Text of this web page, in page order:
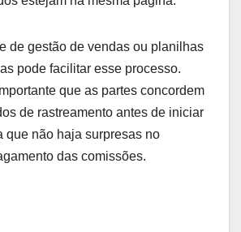
esse desempenho superior.
de
é essencial para
e calcular comissões de